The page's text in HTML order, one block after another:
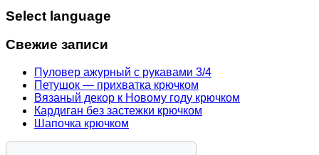
Select language
Свежие записи
Пуловер ажурный с рукавами 3/4
Петушок — прихватка крючком
Вязаный декор к Новому году крючком
Кардиган без застежки крючком
Шапочка крючком